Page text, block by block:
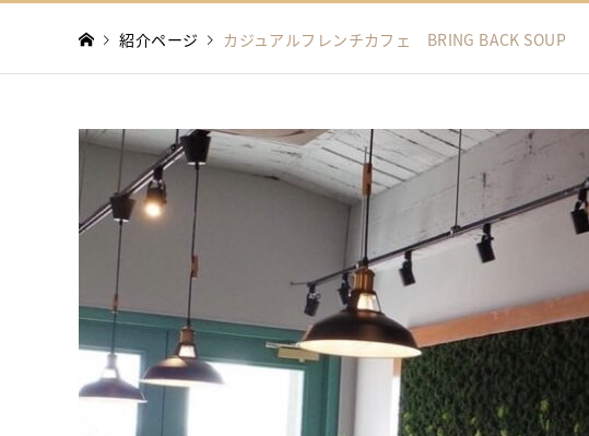
紹介ページ カジュアルフレンチカフェ BRING BACK SOUP